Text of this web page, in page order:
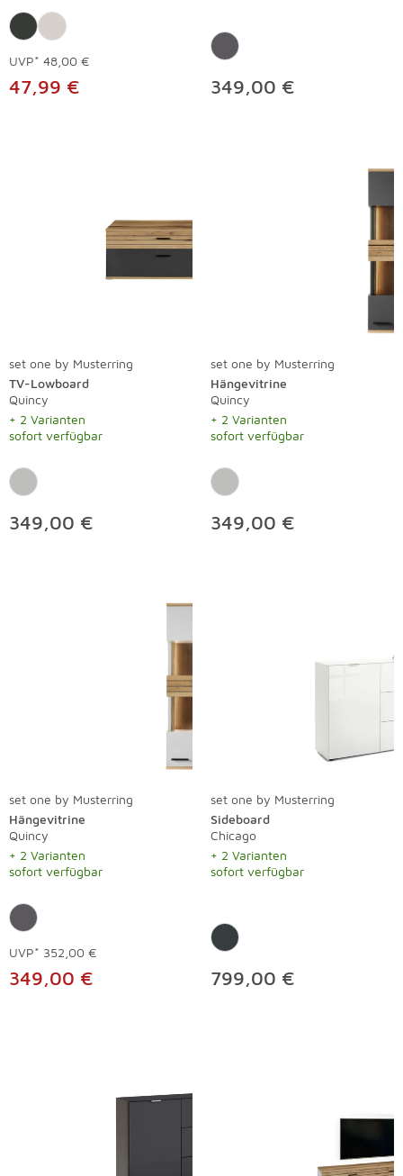
UVP* 48,00 €
47,99 € 349,00 €
set one by Musterring
TV-Lowboard
Quincy
+ 2 Varianten
sofort verfügbar
349,00 €
set one by Musterring
Hängevitrine
Quincy
+ 2 Varianten
sofort verfügbar
349,00 €
set one by Musterring
Hängevitrine
Quincy
+ 2 Varianten
sofort verfügbar
UVP* 352,00 €
349,00 €
set one by Musterring
Sideboard
Chicago
+ 2 Varianten
sofort verfügbar
799,00 €